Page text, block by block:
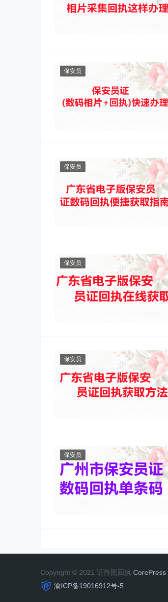
保安员
保安员
保安员
保安员
保安员
Copyright © 2021 证件照回执 CorePress
渝ICP备19016912号-5